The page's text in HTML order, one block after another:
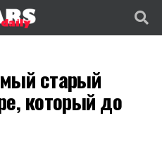
старый
который до